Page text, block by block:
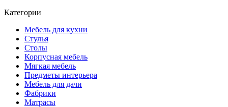
Категории
Мебель для кухни
Стулья
Столы
Корпусная мебель
Мягкая мебель
Предметы интерьера
Мебель для дачи
Фабрики
Матраcы